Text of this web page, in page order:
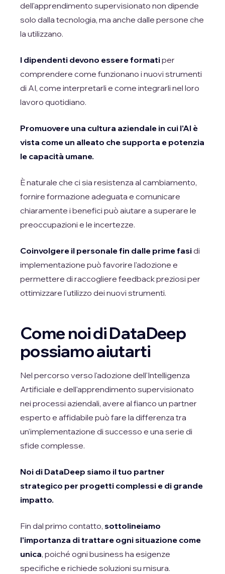
dell'apprendimento supervisionato non dipende
solo dalla tecnologia, ma anche dalle persone che
la utilizzano.
I dipendenti devono essere formatiper
comprendere come funzionano i nuovi strumenti
di AI, come interpretarli e come integrarli nel loro
lavoro quotidiano.
Promuovere una cultura aziendale in cui l'AI è
vista come un alleato che supporta e potenzia
le capacità umane.
È naturale che ci sia resistenza al cambiamento,
fornire formazione adeguata e comunicare
chiaramente i benefici può aiutare a superare le
preoccupazioni e le incertezze.
Coinvolgere il personale fin dalle prime fasidi
implementazione può favorire l'adozione e
permettere di raccogliere feedback preziosi per
ottimizzare l'utilizzo dei nuovi strumenti.
Come noi di DataDeep
possiamo aiutarti
Nel percorso verso l'adozione dell'Intelligenza
Artificiale e dell'apprendimento supervisionato
nei processi aziendali, avere al fianco un partner
esperto e affidabile può fare la differenza tra
un'implementazione di successo e una serie di
sfide complesse.
Noi di DataDeep siamo il tuo partner
strategico per progetti complessi e di grande
impatto.
Fin dal primo contatto, sottolineiamo
l'importanza di trattare ogni situazione come
unica, poiché ogni business ha esigenze
specifiche e richiede soluzioni su misura.